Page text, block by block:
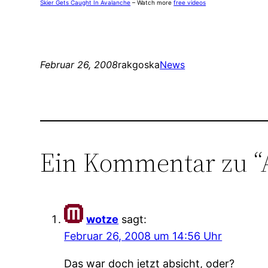
Skier Gets Caught In Avalanche – Watch morefree videos
Februar 26, 2008rakgoskaNews
Ein Kommentar zu
wotze sagt:
Februar 26, 2008 um 14:56 Uhr
Das war doch jetzt absicht, oder?